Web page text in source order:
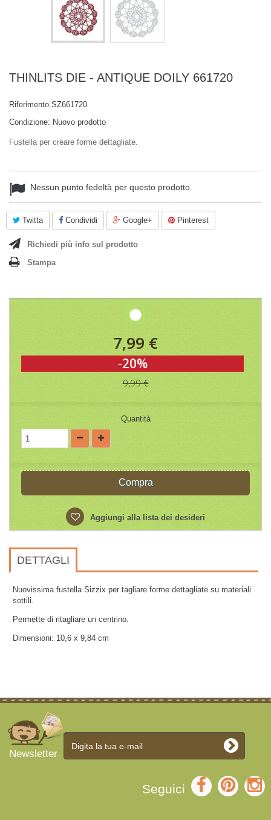
THINLITS DIE - ANTIQUE DOILY 661720
Riferimento SZ661720
Condizione: Nuovo prodotto
Fustella per creare forme dettagliate.
Nessun punto fedeltà per questo prodotto.
Twitta Condividi Google+ Pinterest
Richiedi più info sul prodotto
Stampa
7,99 €
-20%
9,99 €
Quantità
Compra
Aggiungi alla lista dei desideri
DETTAGLI
Nuovissima fustella Sizzix per tagliare forme dettagliate su materiali
sottili.
Permette di ritagliare un centrino.
Dimensioni: 10,6 x 9,84 cm
Newsletter
Seguici